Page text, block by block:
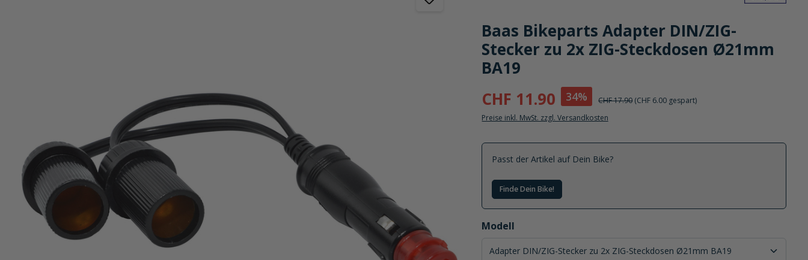
Baas Bikeparts Adapter DIN/ZIG-
Stecker zu 2x ZIG-Steckdosen Ø21mm
BA19
CHF 11.90
34% CHF 17.90 (CHF 6.00 gespart)
Preise inkl. MwSt. zzgl. Versandkosten
Passt der Artikel auf Dein Bike?
Finde Dein Bike!
Modell
auswählen